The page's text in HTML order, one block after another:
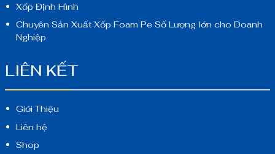
Xốp Định Hình
Chuyên Sản Xuất Xốp Foam Pe Số Lượng lớn cho Doanh
Nghiệp
LIÊN KẾT
Giới Thiệu
Liên hệ
Shop